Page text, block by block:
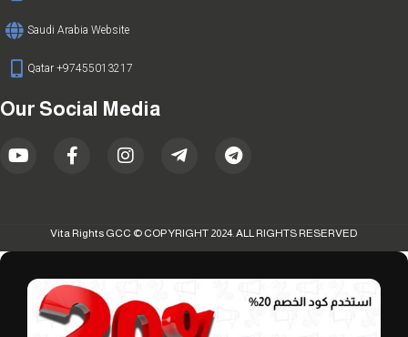
Saudi Arabia Website
Qatar +97455013217
Our Social Media
Vita Rights GCC © COPYRIGHT 2024. ALL RIGHTS RESERVED